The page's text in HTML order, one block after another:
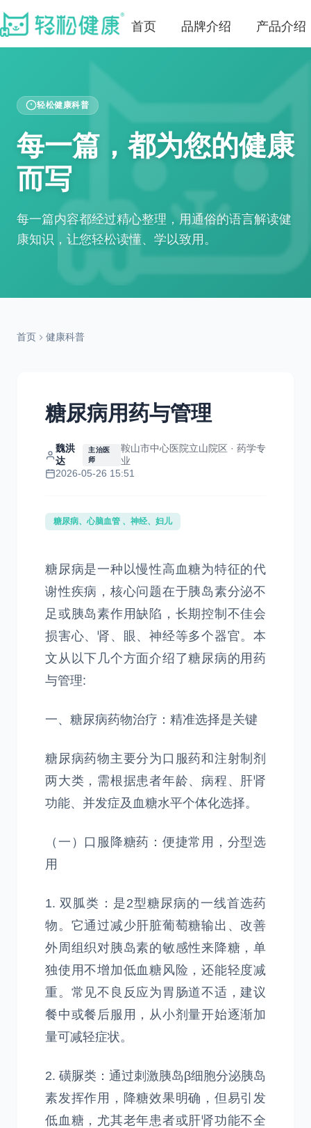
首页 品牌介绍 产品介绍
轻松健康科普
每一篇，都为您的健康
而写
每一篇内容都经过精心整理，用通俗的语言解读健
康知识，让您轻松读懂、学以致用。
首页 健康科普
糖尿病用药与管理
魏洪
达
主治医
师
鞍山市中心医院立山院区 · 药学专
业
2026-05-26 15:51
糖尿病、心脑血管 、神经、妇儿
糖尿病是一种以慢性高血糖为特征的代
谢性疾病，核心问题在于胰岛素分泌不
足或胰岛素作用缺陷，长期控制不佳会
损害心、肾、眼、神经等多个器官。本
文从以下几个方面介绍了糖尿病的用药
与管理:
一、糖尿病药物治疗：精准选择是关键
糖尿病药物主要分为口服药和注射制剂
两大类，需根据患者年龄、病程、肝肾
功能、并发症及血糖水平个体化选择。
（一）口服降糖药：便捷常用，分型选
用
1. 双胍类：是2型糖尿病的一线首选药
物。它通过减少肝脏葡萄糖输出、改善
外周组织对胰岛素的敏感性来降糖，单
独使用不增加低血糖风险，还能轻度减
重。常见不良反应为胃肠道不适，建议
餐中或餐后服用，从小剂量开始逐渐加
量可减轻症状。
2. 磺脲类：通过刺激胰岛β细胞分泌胰岛
素发挥作用，降糖效果明确，但易引发
低血糖，尤其老年患者或肝肾功能不全